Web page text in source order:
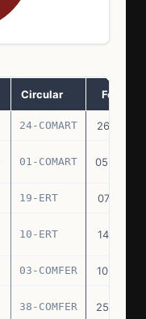
Circular Fecha
24-COMART 26.11.69
01-COMART 05.02.70
19-ERT 07.10.70
10-ERT 14.07.71
03-COMFER 10.01.73
38-COMFER 25.10.73